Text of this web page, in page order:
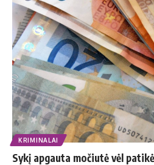
KRIMINALAI
Sykį apgauta močiutė vėl